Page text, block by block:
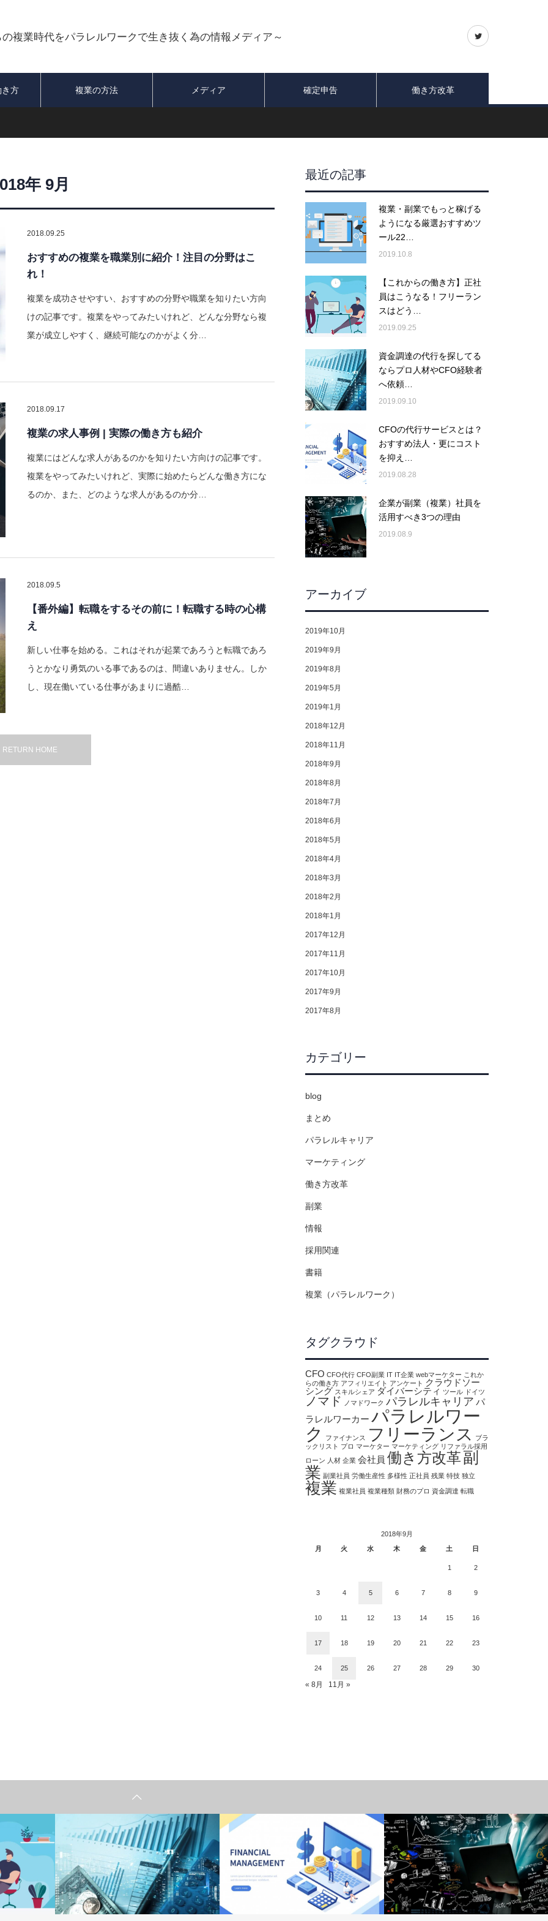
複業時代をパラレルワークで生き抜く為の情報メディア～
き方 複業の方法 メディア 確定申告 働き方改革
年 9月
2018.09.25
おすすめの複業を職業別に紹介！注目の分野はこ
れ！
複業を成功させやすい、おすすめの分野や職業を知りたい方向
けの記事です。複業をやってみたいけれど、どんな分野なら複
業が成立しやすく、継続可能なのかがよく分…
2018.09.17
複業の求人事例 | 実際の働き方も紹介
複業にはどんな求人があるのかを知りたい方向けの記事です。
複業をやってみたいけれど、実際に始めたらどんな働き方にな
るのか、また、どのような求人があるのか分…
2018.09.5
【番外編】転職をするその前に！転職する時の心構
え
新しい仕事を始める。これはそれが起業であろうと転職であろ
うとかなり勇気のいる事であるのは、間違いありません。しか
し、現在働いている仕事があまりに過酷…
RETURN HOME
最近の記事
複業・副業でもっと稼げる
ようになる厳選おすすめツ
ール22…
2019.10.8
【これからの働き方】正社
員はこうなる！フリーラン
スはどう…
2019.09.25
資金調達の代行を探してる
ならプロ人材やCFO経験者
へ依頼…
2019.09.10
CFOの代行サービスとは？
おすすめ法人・更にコスト
を抑え…
2019.08.28
企業が副業（複業）社員を
活用すべき3つの理由
2019.08.9
アーカイブ
2019年10月
2019年9月
2019年8月
2019年5月
2019年1月
2018年12月
2018年11月
2018年9月
2018年8月
2018年7月
2018年6月
2018年5月
2018年4月
2018年3月
2018年2月
2018年1月
2017年12月
2017年11月
2017年10月
2017年9月
2017年8月
カテゴリー
blog
まとめ
パラレルキャリア
マーケティング
働き方改革
副業
情報
採用関連
書籍
複業（パラレルワーク）
タグクラウド
CFO CFO代行 CFO副業 IT IT企業 webマーケター これか
らの働き方 アフィリエイト アンケート クラウドソー
シング スキルシェア ダイバーシティ ツール ドイツ
ノマド ノマドワーク パラレルキャリア パ
ラレルワーカー パラレルワー
ク
ファイナンス フリーランス
ブラ
ックリスト プロ マーケター マーケティング リファラル採用
ローン 人材 企業 会社員 働き方改革副
業 副業社員 労働生産性 多様性 正社員 残業 特技 独立
複業 複業社員 複業種類 財務のプロ 資金調達 転職
2018年9月
月
火 水 木 金 土 日
1 2
3 4 5 6 7 8 9
10 11 12 13 14 15 16
17 18 19 20 21 22 23
24 25 26 27 28 29 30
« 8月 11月 »